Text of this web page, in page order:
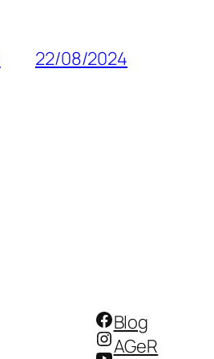
22/08/2024
Facebook
Instagram
Blog
AGeR